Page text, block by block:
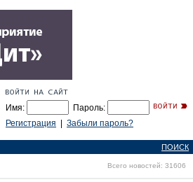
Имя:
Пароль:
Регистрация
Забыли пароль?
ПОИСК
Всего новостей: 31606